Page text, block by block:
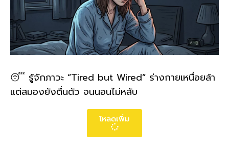
😴 รู้จักภาวะ “Tired but Wired” ร่างกายเหนื่อยล้า
แต่สมองยังตื่นตัว จนนอนไม่หลับ
โหลดเพิ่ม